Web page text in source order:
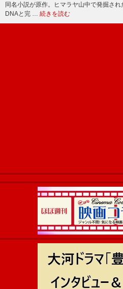
同名小説が原作。ヒマラヤ山中で発掘さ
DNAと完 … 続きを読む